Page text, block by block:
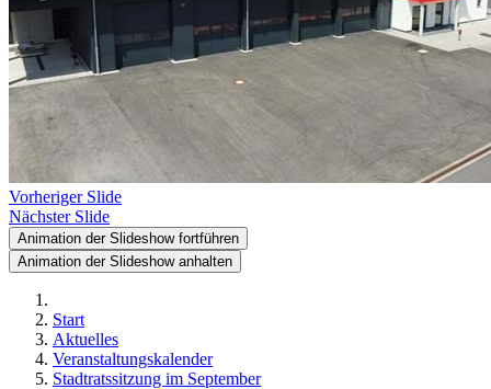
Vorheriger Slide
Nächster Slide
Animation der Slideshow fortführen
Animation der Slideshow anhalten
Start
Aktuelles
Veranstaltungskalender
Stadtratssitzung im September